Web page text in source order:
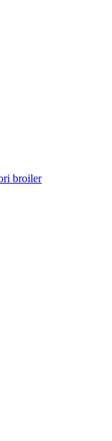
broiler